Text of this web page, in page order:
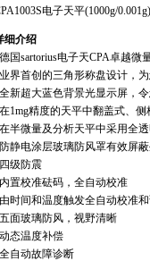
电子天平(1000g/0.001g)
细介绍
德国sartorius电子天CPA卓越微
业界首创的三角形称盘设计，
全新超大蓝色背景光显示屏，
在1mg精度的天平中翻盖式、
在半微量及分析天平中采用全
防静电涂层玻璃防风罩有效屏
四级防震
内置校准砝码，全自动校准
由时间和温度触发全自动校准
五面玻璃防风，视野清晰
动态温度补偿
全自动故障诊断